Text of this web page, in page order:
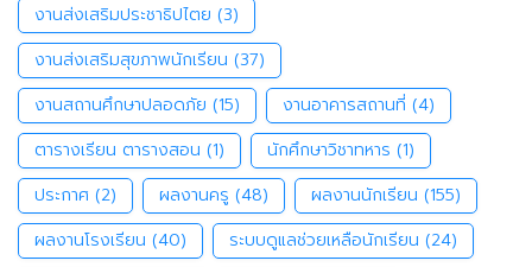
งานส่งเสริมประชาธิปไตย (3)
งานส่งเสริมสุขภาพนักเรียน (37)
งานสถานศึกษาปลอดภัย (15) งานอาคารสถานที่ (4)
ตารางเรียน ตารางสอน (1) นักศึกษาวิชาทหาร (1)
ประกาศ (2) ผลงานครู (48) ผลงานนักเรียน (155)
ผลงานโรงเรียน (40) ระบบดูแลช่วยเหลือนักเรียน (24)